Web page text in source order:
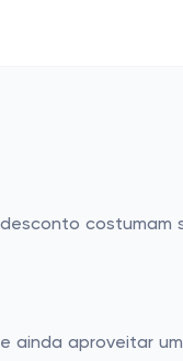
costumam
ainda aproveitar